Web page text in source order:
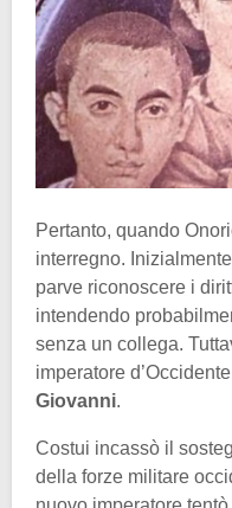
Pertanto, quando
interregno.
parve riconoscere i
intendendo
senza un collega.
imperatore
Giovanni.
Costui incassò il
della forze militare